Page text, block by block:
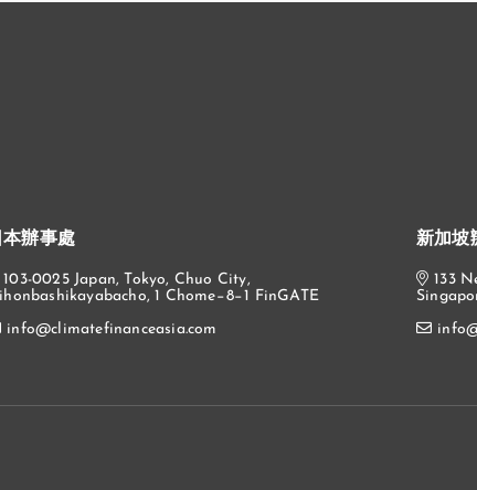
本辦事處
103-0025 Japan, Tokyo, Chuo City,
1 Chome−8−1 FinGATE
info@climatefinanceasia.com
新加坡
133